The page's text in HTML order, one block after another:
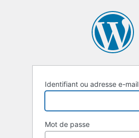
Identifiant ou adresse e-mail
Mot de passe